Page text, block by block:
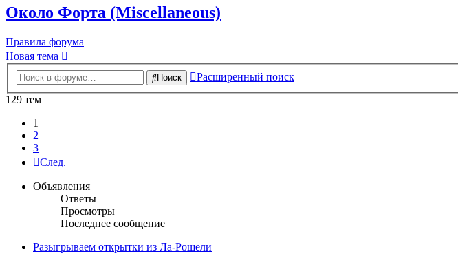
Около Форта (Miscellaneous)
Правила форума
Новая тема
Поиск
Расширенный поиск
129 тем
1
2
3
След.
Объявления
Ответы
Просмотры
Последнее сообщение
Разыгрываем открытки из Ла-Рошели